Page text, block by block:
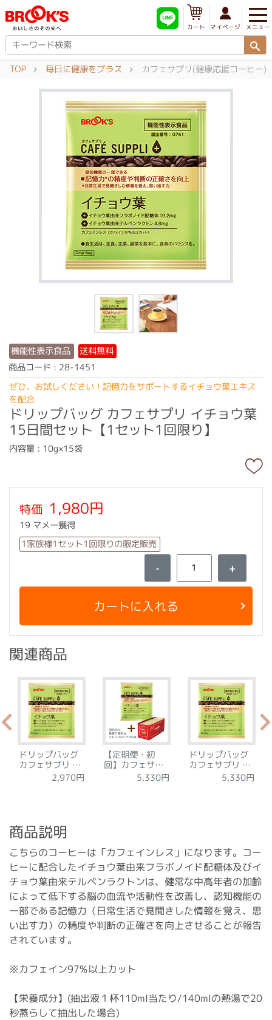
メニュー
マイページ
カート
TOP 毎日に健康をプラス カフェサプリ(健康応援コーヒー)
機能性表示食品 送料無料
商品コード : 28-1451
ぜひ、お試しください！記憶力をサポートするイチョウ葉エキス
を配合
ドリップバッグ カフェサプリ イチョウ葉
15日間セット【1セット1回限り】
内容量 : 10g×15袋
特価 1,980円
19 マメー獲得
1家族様1セット1回限りの限定販売
- +
カートに入れる
関連商品
ドリップバッグ
カフェサプリ イ
チョウ葉 15袋
2,970円
【定期便・初
回】カフェサプ
リ イチョウ葉
5,330円
ドリップバッグ
カフェサプリ イ
チョウ葉 30袋
5,330円
商品説明
こちらのコーヒーは「カフェインレス」になります。コー
ヒーに配合したイチョウ葉由来フラボノイド配糖体及びイ
チョウ葉由来テルペンラクトンは、健常な中高年者の加齢
によって低下する脳の血流や活動性を改善し、認知機能の
一部である記憶力（日常生活で見聞きした情報を覚え、思
い出す力）の精度や判断の正確さを向上させることが報告
されています。
※カフェイン97%以上カット
【栄養成分】(抽出液１杯110ml当たり/140mlの熱湯で20
秒蒸らして抽出した場合)